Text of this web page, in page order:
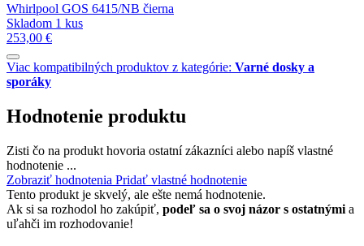
Whirlpool GOS 6415/NB čierna
Skladom 1 kus
253,00 €
Viac kompatibilných produktov z kategórie: Varné dosky a
sporáky
Hodnotenie produktu
Zisti čo na produkt hovoria ostatní zákazníci alebo napíš vlastné
hodnotenie ...
Zobraziť hodnotenia Pridať vlastné hodnotenie
Tento produkt je skvelý, ale ešte nemá hodnotenie.
Ak si sa rozhodol ho zakúpiť, podeľ sa o svoj názor s ostatnými a
uľahči im rozhodovanie!